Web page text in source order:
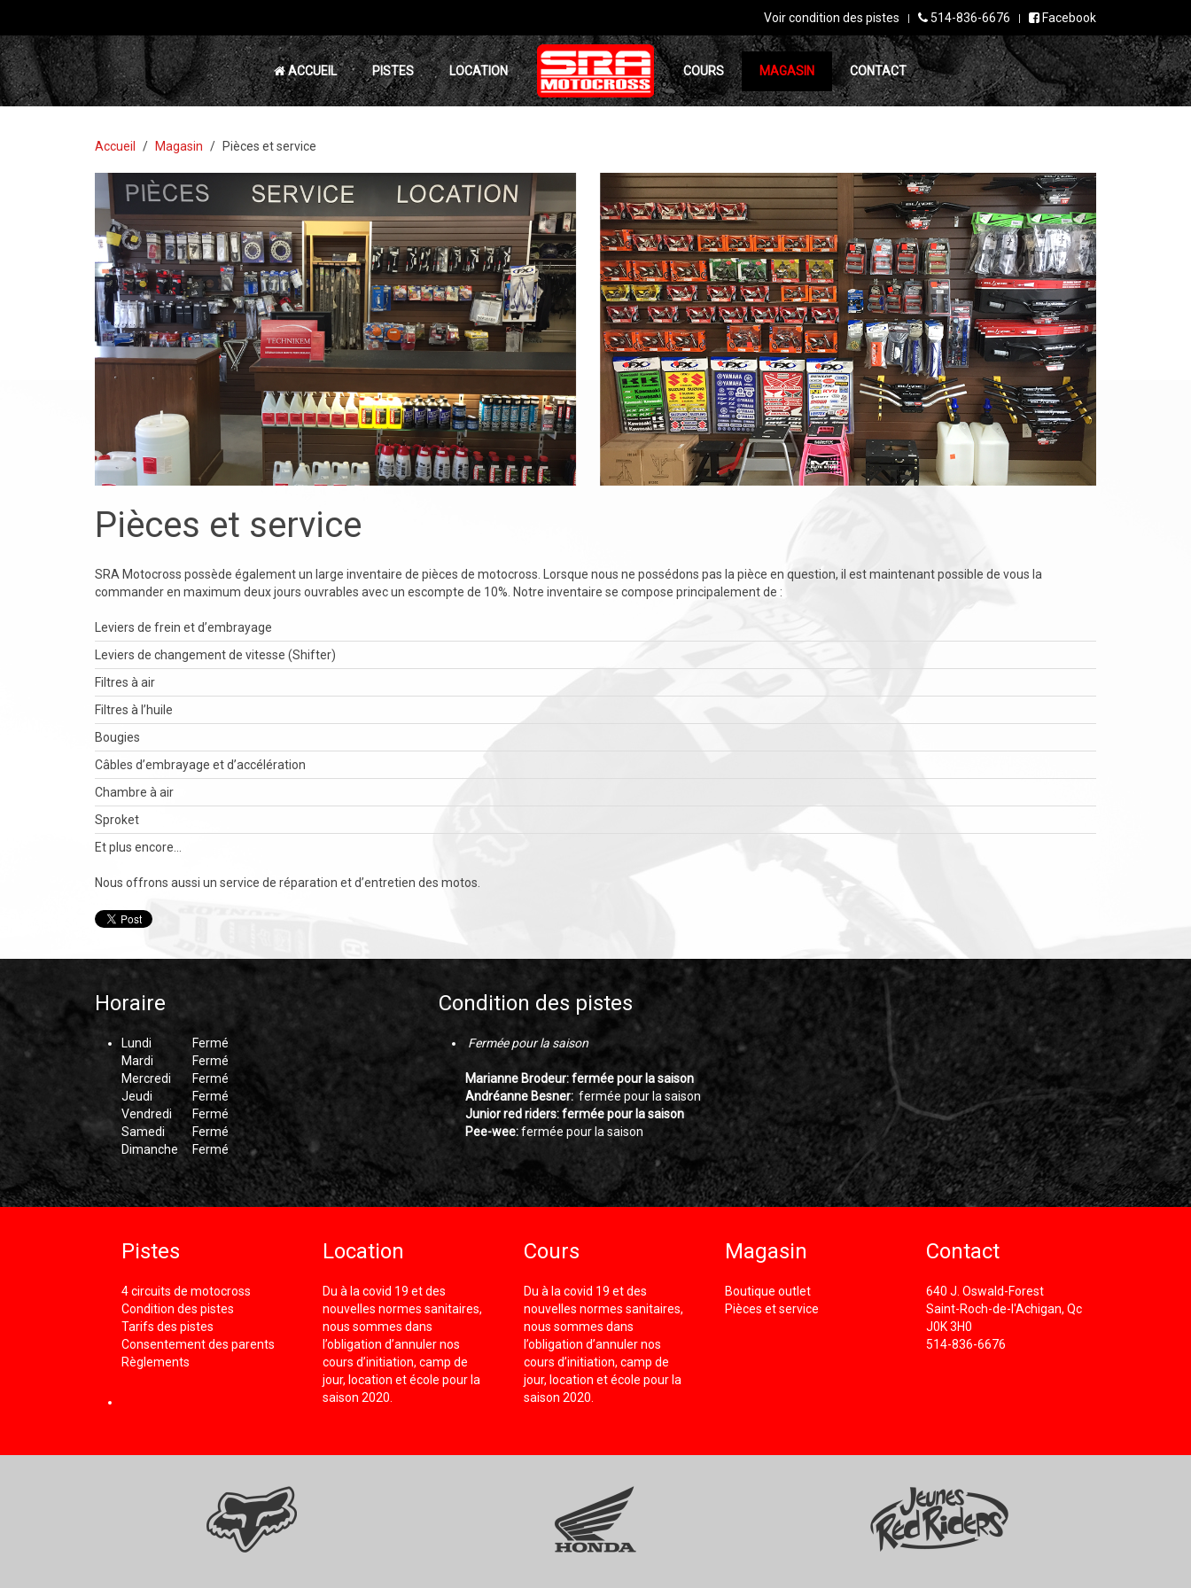
Voir condition des pistes 514-836-6676 Facebook
ACCUEIL PISTES LOCATION COURS MAGASIN CONTACT
Accueil Magasin Pièces et service
Pièces et service
SRA Motocross possède également un large inventaire de pièces de motocross. Lorsque nous ne possédons pas la pièce en question, il est maintenant possible de vous la
commander en maximum deux jours ouvrables avec un escompte de 10%. Notre inventaire se compose principalement de :
Leviers de frein et d’embrayage
Leviers de changement de vitesse (Shifter)
Filtres à air
Filtres à l’huile
Bougies
Câbles d’embrayage et d’accélération
Chambre à air
Sproket
Et plus encore…
Nous offrons aussi un service de réparation et d’entretien des motos.
Horaire
Lundi
Fermé
Mardi
Fermé
Mercredi
Fermé
Jeudi
Fermé
Vendredi
Fermé
Samedi
Fermé
Dimanche
Fermé
Condition des pistes
Fermée pour la saison
Marianne Brodeur: fermée pour la saison
Andréanne Besner: fermée pour la saison
Junior red riders: fermée pour la saison
Pee-wee:fermée pour la saison
Pistes
4 circuits de motocross
Condition des pistes
Tarifs des pistes
Consentement des parents
Règlements
Location
Du à la covid 19 et des
nouvelles normes sanitaires,
nous sommes dans
l’obligation d’annuler nos
cours d’initiation, camp de
jour, location et école pour la
saison 2020.
Cours
Du à la covid 19 et des
nouvelles normes sanitaires,
nous sommes dans
l’obligation d’annuler nos
cours d’initiation, camp de
jour, location et école pour la
saison 2020.
Magasin
Boutique outlet
Pièces et service
Contact
640 J. Oswald-Forest
Saint-Roch-de-l'Achigan, Qc
J0K 3H0
514-836-6676